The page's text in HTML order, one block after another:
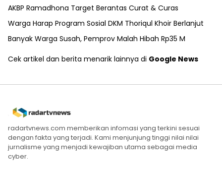
AKBP Ramadhona Target Berantas Curat & Curas
Warga Harap Program Sosial DKM Thoriqul Khoir Berlanjut
Banyak Warga Susah, Pemprov Malah Hibah Rp35 M
Cek artikel dan berita menarik lainnya di Google News
radartvnews.com memberikan infomasi yang terkini sesuai
dengan fakta yang terjadi. Kami menjunjung tinggi nilai nilai
jurnalisme yang menjadi kewajiban utama sebagai media
cyber.